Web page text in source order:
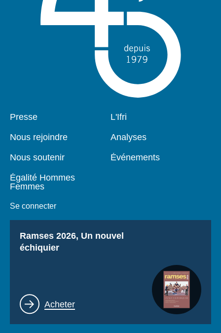
Pied
Presse
Nous rejoindre
Nous soutenir
Égalité Hommes
Femmes
Se connecter
Navigation
L'Ifri
Analyses
Événements
Titre
Ramses 2026, Un nouvel
échiquier
Lien
Acheter